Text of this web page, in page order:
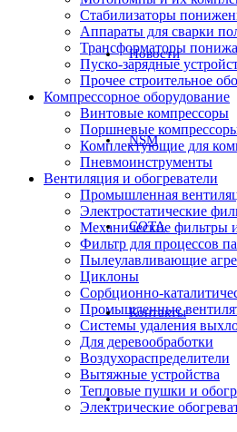
Новости
NSM
СОТА
Контакты
Стабилизаторы
Аппараты для сварки
Трансформаторы
Пуско-зарядные
Прочее строительное
Компрессорное оборудование
Винтовые компрессоры
Поршневые
Комплектующие для
Пневмоинструменты
Вентиляция и обогреватели
Промышленная
Электростатические
Механические фильтры
Фильтр для процессов
Пылеулавливающие
Циклоны
Сорбционно-
Промышленные
Системы удаления
Для деревообработки
Воздухораспределители
Вытяжные устройства
Тепловые пушки и
Электрические